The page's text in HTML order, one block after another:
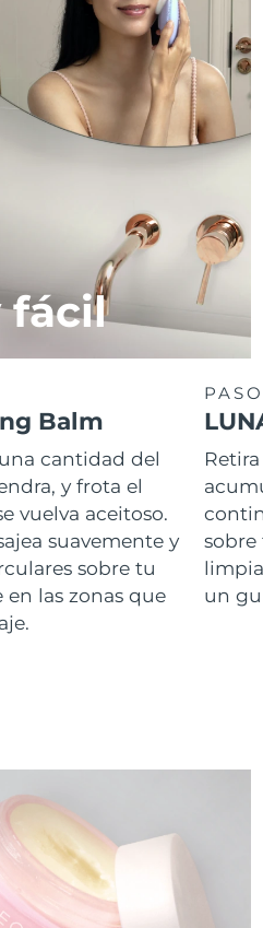
fácil
Balm
cantidad del
y frota el
vuelva aceitoso.
suavemente y
sobre tu
en las zonas que
un
Entrega prevista13/8/26
Entrega prevista10/8/26
Entrega prevista 10/8/26
Entrega prevista 10/8/26
Entrega prevista 14/8/26
Entrega prevista15/8/26